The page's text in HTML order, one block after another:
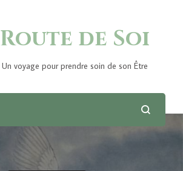
Route de Soi
Un voyage pour prendre soin de son Être